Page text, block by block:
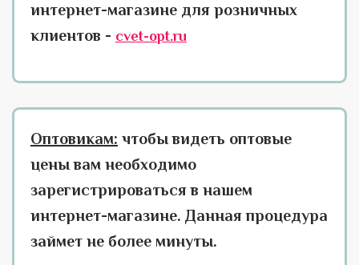
интернет-магазине для розничных
клиентов - cvet-opt.ru
Оптовикам: чтобы видеть оптовые
цены вам необходимо
зарегистрироваться в нашем
интернет-магазине. Данная процедура
займет не более минуты.